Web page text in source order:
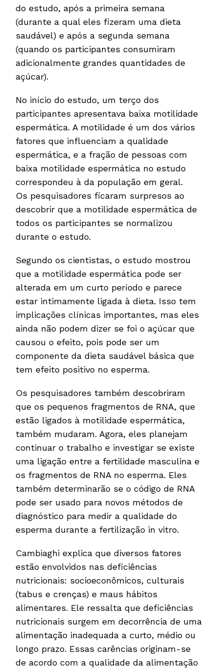
do estudo, após a primeira semana
(durante a qual eles fizeram uma dieta
saudável) e após a segunda semana
(quando os participantes consumiram
adicionalmente grandes quantidades de
açúcar).
No início do estudo, um terço dos
participantes apresentava baixa motilidade
espermática. A motilidade é um dos vários
fatores que influenciam a qualidade
espermática, e a fração de pessoas com
baixa motilidade espermática no estudo
correspondeu à da população em geral.
Os pesquisadores ficaram surpresos ao
descobrir que a motilidade espermática de
todos os participantes se normalizou
durante o estudo.
Segundo os cientistas, o estudo mostrou
que a motilidade espermática pode ser
alterada em um curto período e parece
estar intimamente ligada à dieta. Isso tem
implicações clínicas importantes, mas eles
ainda não podem dizer se foi o açúcar que
causou o efeito, pois pode ser um
componente da dieta saudável básica que
tem efeito positivo no esperma.
Os pesquisadores também descobriram
que os pequenos fragmentos de RNA, que
estão ligados à motilidade espermática,
também mudaram. Agora, eles planejam
continuar o trabalho e investigar se existe
uma ligação entre a fertilidade masculina e
os fragmentos de RNA no esperma. Eles
também determinarão se o código de RNA
pode ser usado para novos métodos de
diagnóstico para medir a qualidade do
esperma durante a fertilização in vitro.
Cambiaghi explica que diversos fatores
estão envolvidos nas deficiências
nutricionais: socioeconômicos, culturais
(tabus e crenças) e maus hábitos
alimentares. Ele ressalta que deficiências
nutricionais surgem em decorrência de uma
alimentação inadequada a curto, médio ou
longo prazo. Essas carências originam-se
de acordo com a qualidade da alimentação